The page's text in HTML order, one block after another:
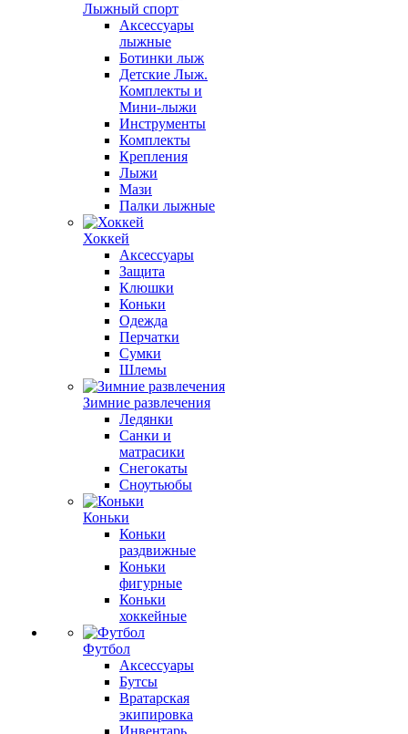
Лыжный спорт
Аксессуары
лыжные
Ботинки лыж
Детские Лыж.
Комплекты и
Мини-лыжи
Инструменты
Комплекты
Крепления
Лыжи
Мази
Палки лыжные
Хоккей
Аксессуары
Защита
Клюшки
Коньки
Одежда
Перчатки
Сумки
Шлемы
Зимние развлечения
Ледянки
Санки и
матрасики
Снегокаты
Сноутьюбы
Коньки
Коньки
раздвижные
Коньки
фигурные
Коньки
хоккейные
Футбол
Аксессуары
Бутсы
Вратарская
экипировка
Инвентарь